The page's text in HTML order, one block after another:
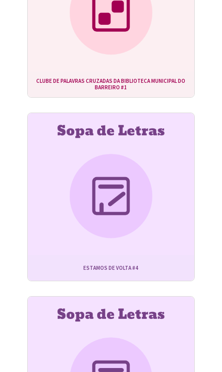
CLUBE DE PALAVRAS CRUZADAS DA BIBLIOTECA MUNICIPAL DO
BARREIRO #1
ESTAMOS DE VOLTA #4